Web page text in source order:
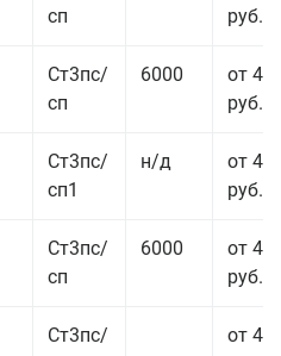
сп
руб.
Ст3пс/
сп
6000
от 45
руб.
Ст3пс/
сп1
н/д
от 44
руб.
Ст3пс/
сп
6000
от 45
руб.
Ст3пс/
от 43